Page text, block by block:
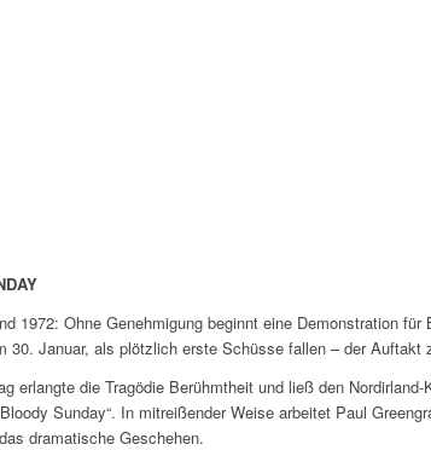
1972: Ohne Genehmigung beginnt eine Demonstration
30. Januar, als plötzlich erste Schüsse fallen – der Auftakt
erlangte die Tragödie Berühmtheit und ließ den
Sunday“. In mitreißender Weise arbeitet Paul
dramatische Geschehen.